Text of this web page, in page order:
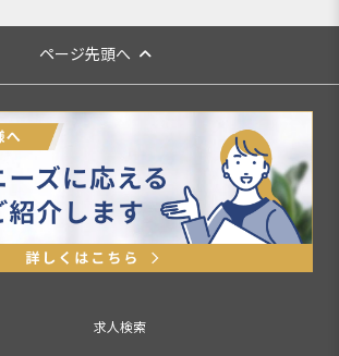
ページ先頭へ
求人検索